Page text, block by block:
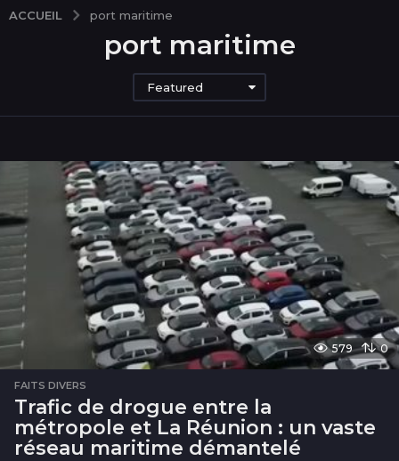
ACCUEIL port maritime
port maritime
Featured
579 0
FAITS DIVERS
Trafic de drogue entre la
métropole et La Réunion : un vaste
réseau maritime démantelé